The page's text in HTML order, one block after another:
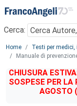
Menu
Cerca:
Main content
Home
Testi per
Manuale di
CHIUSURA
SOSPESE PER
AGOSTO